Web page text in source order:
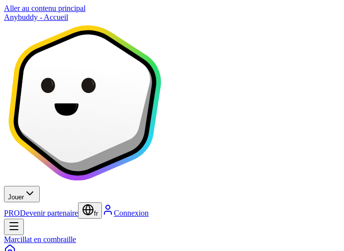
Aller au contenu principal
Anybuddy - Accueil
Jouer
PRODevenir partenaire fr Connexion
Marcillat en combraille